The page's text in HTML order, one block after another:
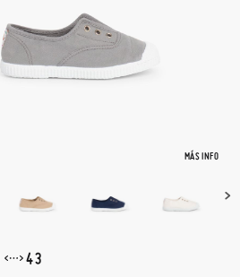
MÁS INFO
43